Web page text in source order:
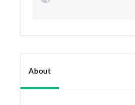
About